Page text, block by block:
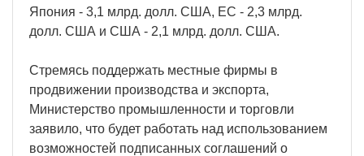
Япония - 3,1 млрд. долл. США, ЕС - 2,3 млрд.
долл. США и США - 2,1 млрд. долл. США.
Стремясь поддержать местные фирмы в
продвижении производства и экспорта,
Министерство промышленности и торговли
заявило, что будет работать над использованием
возможностей подписанных соглашений о